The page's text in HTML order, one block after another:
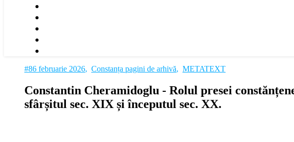
#86 februarie 2026, Constanța pagini de arhivă, METATEXT
Constantin Cheramidoglu ‑ Rolul presei
sfârșitul sec. XIX și începutul sec. XX.